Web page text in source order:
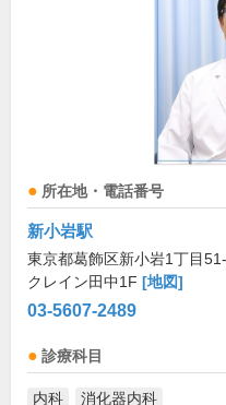
所在地・電話番号
新小岩駅
東京都葛飾区新小岩1丁目
クレイン田中1F [地図]
03-5607-2489
診療科目
内科 消化器内科